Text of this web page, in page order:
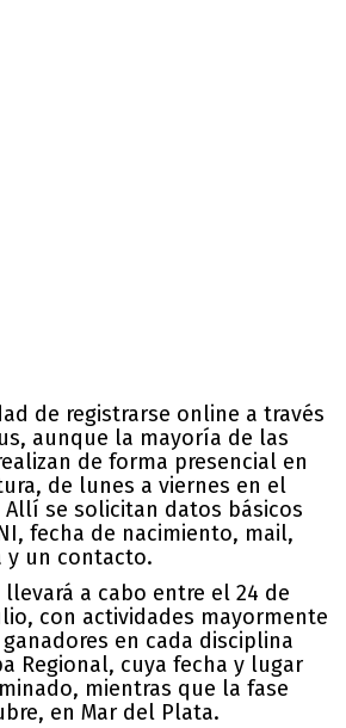
de registrarse online a través
aunque la mayoría de las
de forma presencial en
de lunes a viernes en el
Allí se solicitan datos básicos
fecha de nacimiento, mail,
y un contacto.
a cabo entre el 24 de
con actividades mayormente
en cada disciplina
Regional, cuya fecha y lugar
mientras que la fase
en Mar del Plata.